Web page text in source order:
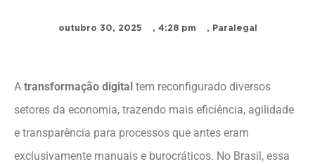
outubro 30, 2025 , 4:28 pm , Paralegal
A transformação digital tem reconfigurado diversos
setores da economia, trazendo mais eficiência, agilidade
e transparência para processos que antes eram
exclusivamente manuais e burocráticos. No Brasil, essa